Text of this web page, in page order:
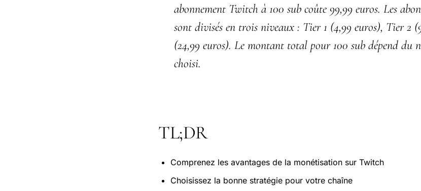
abonnement Twitch à 100 sub coûte 99,99 euros. Les
sont divisés en trois niveaux : Tier 1 (4,99 euros), Tier 2
(24,99 euros). Le montant total pour 100 sub dépend du
choisi.
TL;DR
Comprenez les avantages de la monétisation sur Twitch
Choisissez la bonne stratégie pour votre chaîne